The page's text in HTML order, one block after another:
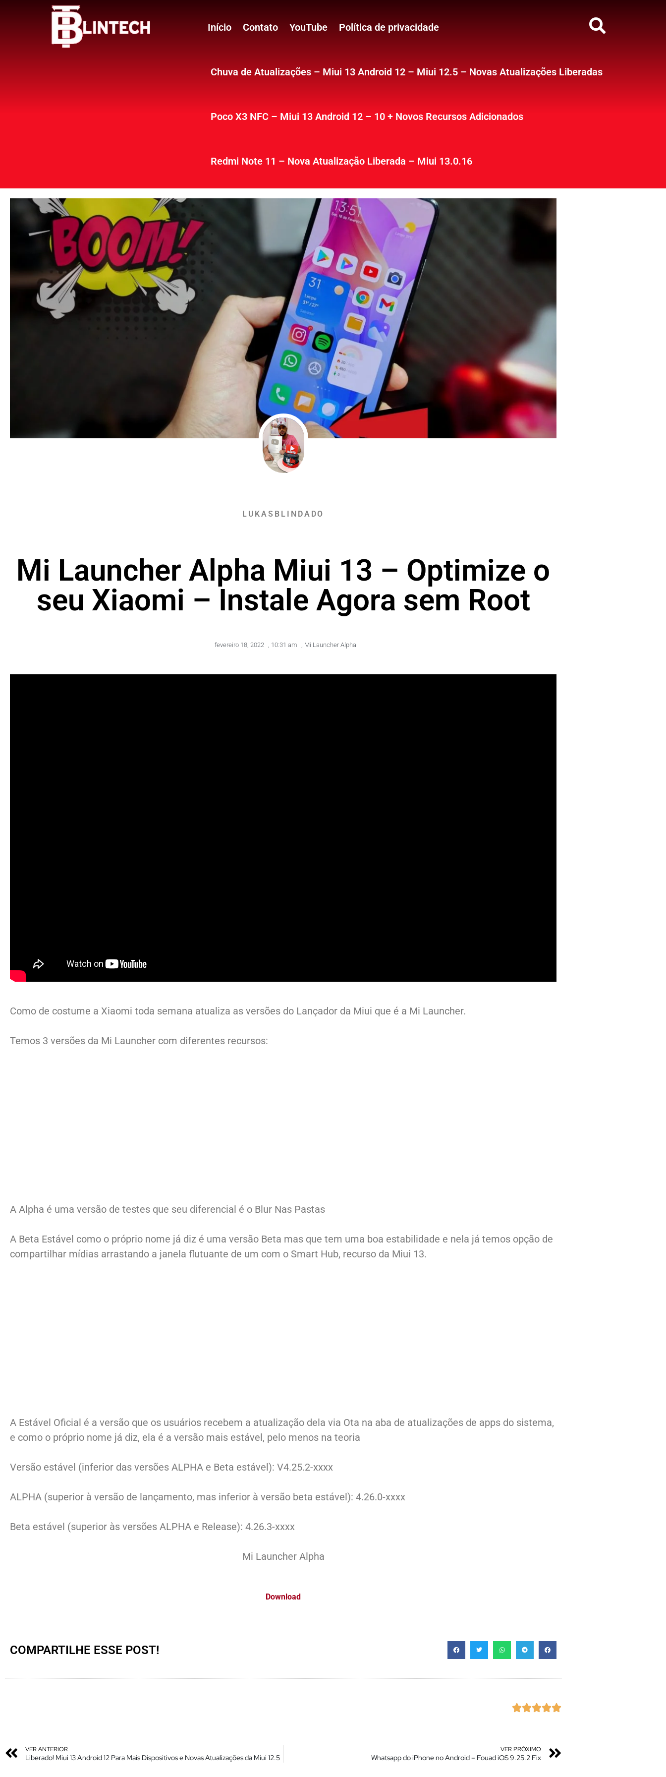
Início Contato YouTube Política de privacidade
Chuva de Atualizações – Miui 13 Android 12 – Miui 12.5 – Novas Atualizações Liberadas
Poco X3 NFC – Miui 13 Android 12 – 10 + Novos Recursos Adicionados
Redmi Note 11 – Nova Atualização Liberada – Miui 13.0.16
LUKASBLINDADO
Mi Launcher Alpha Miui 13 – Optimize o
seu Xiaomi – Instale Agora sem Root
fevereiro 18, 2022 10:31 am Mi Launcher Alpha
Como de costume a Xiaomi toda semana atualiza as versões do Lançador da Miui que é a Mi Launcher.
Temos 3 versões da Mi Launcher com diferentes recursos:
A Alpha é uma versão de testes que seu diferencial é o Blur Nas Pastas
A Beta Estável como o próprio nome já diz é uma versão Beta mas que tem uma boa estabilidade e nela já temos opção de
compartilhar mídias arrastando a janela flutuante de um com o Smart Hub, recurso da Miui 13.
A Estável Oficial é a versão que os usuários recebem a atualização dela via Ota na aba de atualizações de apps do sistema,
e como o próprio nome já diz, ela é a versão mais estável, pelo menos na teoria
Versão estável (inferior das versões ALPHA e Beta estável): V4.25.2-xxxx
ALPHA (superior à versão de lançamento, mas inferior à versão beta estável): 4.26.0-xxxx
Beta estável (superior às versões ALPHA e Release): 4.26.3-xxxx
Mi Launcher Alpha
Download
COMPARTILHE ESSE POST!

VER ANTERIOR
Liberado! Miui 13 Android 12 Para Mais Dispositivos e Novas Atualizações da Miui 12.5
VER PRÓXIMO
Whatsapp do iPhone no Android – Fouad iOS 9.25.2 Fix